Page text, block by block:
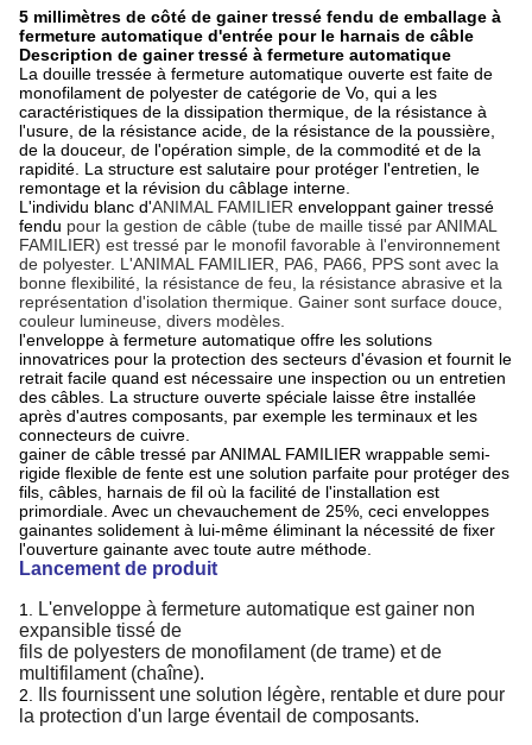
5 millimètres de côté de gainer tressé fendu de emballage à
fermeture automatique d'entrée pour le harnais de câble
Description de gainer tressé à fermeture automatique
La douille tressée à fermeture automatique ouverte est faite de
monofilament de polyester de catégorie de Vo, qui a les
caractéristiques de la dissipation thermique, de la résistance à
l'usure, de la résistance acide, de la résistance de la poussière,
de la douceur, de l'opération simple, de la commodité et de la
rapidité. La structure est salutaire pour protéger l'entretien, le
remontage et la révision du câblage interne.
L'individu blanc d'ANIMAL FAMILIER enveloppant gainer tressé
fendu pour la gestion de câble (tube de maille tissé par ANIMAL
FAMILIER) est tressé par le monofil favorable à l'environnement
de polyester. L'ANIMAL FAMILIER, PA6, PA66, PPS sont avec la
bonne flexibilité, la résistance de feu, la résistance abrasive et la
représentation d'isolation thermique. Gainer sont surface douce,
couleur lumineuse, divers modèles.
l'enveloppe à fermeture automatique offre les solutions
innovatrices pour la protection des secteurs d'évasion et fournit le
retrait facile quand est nécessaire une inspection ou un entretien
des câbles. La structure ouverte spéciale laisse être installée
après d'autres composants, par exemple les terminaux et les
connecteurs de cuivre.
gainer de câble tressé par ANIMAL FAMILIER wrappable semi-
rigide flexible de fente est une solution parfaite pour protéger des
fils, câbles, harnais de fil où la facilité de l'installation est
primordiale. Avec un chevauchement de 25%, ceci enveloppes
gainantes solidement à lui-même éliminant la nécessité de fixer
l'ouverture gainante avec toute autre méthode.
Lancement de produit
1.
L'enveloppe à fermeture automatique est gainer non
expansible tissé de
fils de polyesters de monofilament (de trame) et de
multifilament (chaîne).
2.
Ils fournissent une solution légère, rentable et dure pour
la protection d'un large éventail de composants.